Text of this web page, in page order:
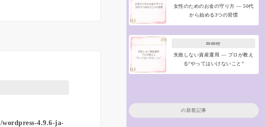
4.9.6-ja-
女性のためのお金の守り方 ― 50代
から始める3つの習慣
money
失敗しない資産運用 ― プロが教え
る“やってはいけないこと”
の新着記事